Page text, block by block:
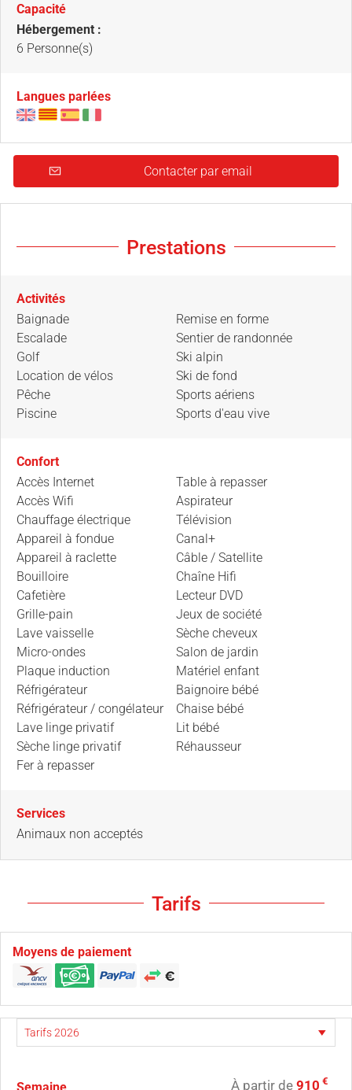
Capacité
Hébergement :
6 Personne(s)
Langues parlées
Contacter par email
Prestations
Activités
Baignade
Escalade
Golf
Location de vélos
Pêche
Piscine
Remise en forme
Sentier de randonnée
Ski alpin
Ski de fond
Sports aériens
Sports d'eau vive
Confort
Accès Internet
Accès Wifi
Chauffage électrique
Appareil à fondue
Appareil à raclette
Bouilloire
Cafetière
Grille-pain
Lave vaisselle
Micro-ondes
Plaque induction
Réfrigérateur
Réfrigérateur / congélateur
Lave linge privatif
Sèche linge privatif
Fer à repasser
Table à repasser
Aspirateur
Télévision
Canal+
Câble / Satellite
Chaîne Hifi
Lecteur DVD
Jeux de société
Sèche cheveux
Salon de jardin
Matériel enfant
Baignoire bébé
Chaise bébé
Lit bébé
Réhausseur
Services
Animaux non acceptés
Tarifs
Moyens de paiement
Semaine À partir de 910 €